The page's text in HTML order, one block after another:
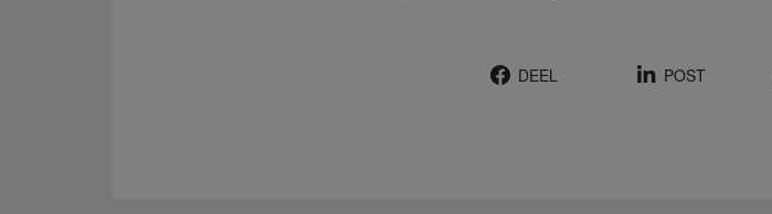
DEEL POST